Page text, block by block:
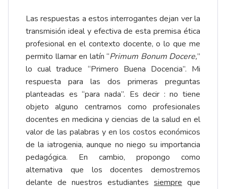
Las respuestas a estos interrogantes dejan ver la
transmisión ideal y efectiva de esta premisa ética
profesional en el contexto docente, o lo que me
permito llamar en latín “Primum Bonum Docere,”
lo cual traduce “Primero Buena Docencia”. Mi
respuesta para las dos primeras preguntas
planteadas es “para nada”. Es decir : no tiene
objeto alguno centrarnos como profesionales
docentes en medicina y ciencias de la salud en el
valor de las palabras y en los costos económicos
de la iatrogenia, aunque no niego su importancia
pedagógica. En cambio, propongo como
alternativa que los docentes demostremos
delante de nuestros estudiantes siempre que